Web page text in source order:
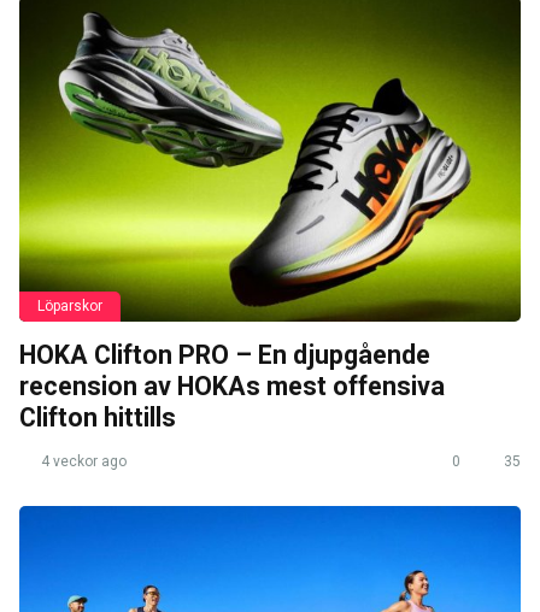
Löparskor
HOKA Clifton PRO – En djupgående
recension av HOKAs mest offensiva
Clifton hittills
4 veckor ago 0 35